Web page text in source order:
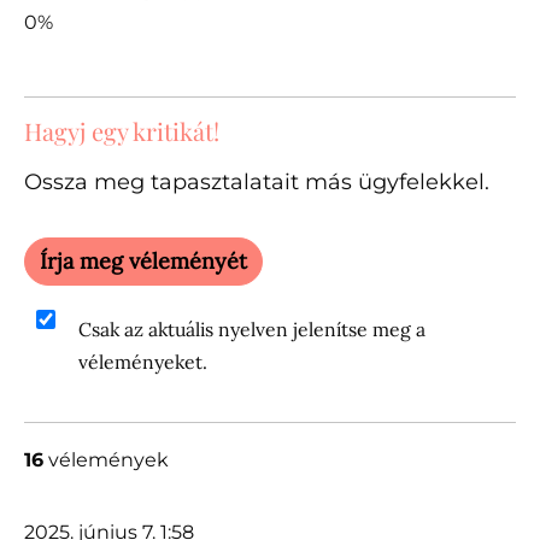
0%
Hagyj egy kritikát!
Ossza meg tapasztalatait más ügyfelekkel.
Írja meg véleményét
Csak az aktuális nyelven jelenítse meg a
véleményeket.
16 vélemények
2025. június 7. 1:58